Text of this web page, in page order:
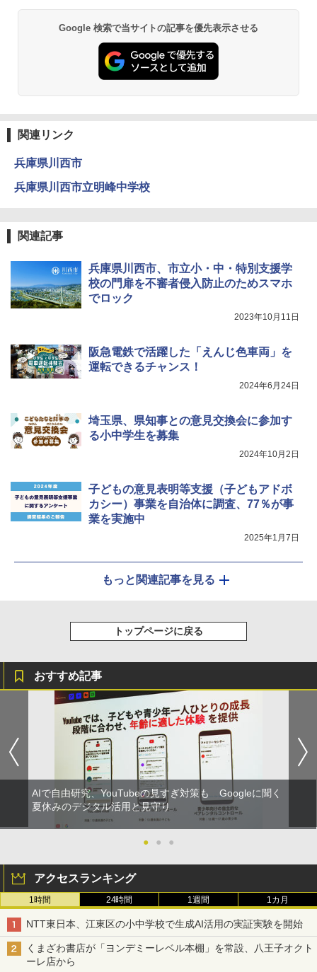
￥1,980
物理実験モデル楽器電磁気教材を教える
Galtonplatteの物理的な機器
クリエイティブトイビルド、シンプルな
￥849
Fernrohr:実験用キャビネット
￥4,746
Google 検索で当サイトの記事を優先表示させる
関連リンク
兵庫県川西市
兵庫県川西市立明峰中学校
関連記事
兵庫県川西市、市立小・中・特別支援学
校の門扉を不審者侵入防止のためスマホ
でロック
2023年10月11日
阪急電鉄で活躍した「えんじ色車両」を
運転できるチャンス！
2024年6月24日
埼玉県、県知事との意見交換会に参加す
る小中学生を募集
2024年10月2日
子どもの意見表明等支援（子どもアドボ
カシー）事業を自治体に調査、77％が事
業を実施中
2025年1月7日
もっと関連記事を見る
トップページに戻る
おすすめ記事
AIで自由研究、YouTubeの見すぎ対策も Googleに聞く
夏休みのデジタル活用と見守り
● ● ●
アクセスランキング
1時間 24時間 1週間 1カ月
NTT東日本、江東区の小中学校で生成AI活用の実証実験を開始
くまざわ書店が「ヨンデミーレベル本棚」を常設、八王子オクト
ーレ店から